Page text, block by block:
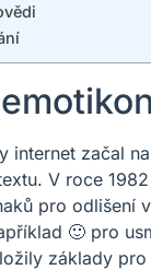
internet začal
V roce
pro odlišení
🙂 pro
základy